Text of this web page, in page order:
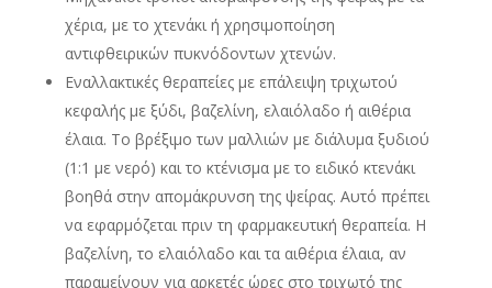
χέρια, με το χτενάκι ή χρησιμοποίηση
αντιφθειρικών πυκνόδοντων χτενών.
Εναλλακτικές θεραπείες με επάλειψη τριχωτού
κεφαλής με ξύδι, βαζελίνη, ελαιόλαδο ή αιθέρια
έλαια. Το βρέξιμο των μαλλιών με διάλυμα ξυδιού
(1:1 με νερό) και το κτένισμα με το ειδικό κτενάκι
βοηθά στην απομάκρυνση της ψείρας. Αυτό πρέπει
να εφαρμόζεται πριν τη φαρμακευτική θεραπεία. Η
βαζελίνη, το ελαιόλαδο και τα αιθέρια έλαια, αν
παραμείνουν για αρκετές ώρες στο τριχωτό της